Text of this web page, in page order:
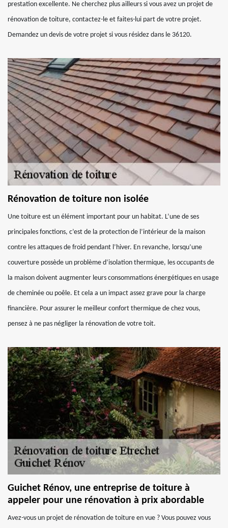
prestation excellente. Ne cherchez plus ailleurs si vous avez un projet de
rénovation de toiture, contactez-le et faites-lui part de votre projet.
Demandez un devis de votre projet si vous résidez dans le 36120.
Rénovation de toiture non isolée
Une toiture est un élément important pour un habitat. L’une de ses
principales fonctions, c’est de la protection de l’intérieur de la maison
contre les attaques de froid pendant l’hiver. En revanche, lorsqu’une
couverture possède un problème d’isolation thermique, les occupants de
la maison doivent augmenter leurs consommations énergétiques en usage
de cheminée ou poêle. Et cela a un impact assez grave pour la charge
financière. Pour assurer le meilleur confort thermique de chez vous,
pensez à ne pas négliger la rénovation de votre toit.
Guichet Rénov, une entreprise de toiture à
appeler pour une rénovation à prix abordable
Avez-vous un projet de rénovation de toiture en vue ? Vous pouvez vous